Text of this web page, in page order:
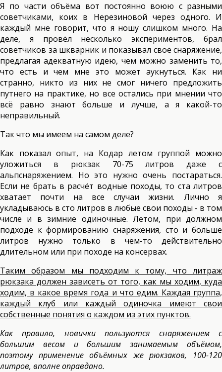
Я по части объёма вот постоянно воюю с разными
советчиками, коих в Нерезиновой через одного. И
каждый мне говорит, что я ношу слишком много. На
деле, я провёл несколько экспериментов, брал
советчиков за шкварник и показывал своё снаряжение,
предлагая адекватную идею, чем можно заменить то,
что есть и чем мне это может аукнуться. Как ни
странно, никто из них не смог ничего предложить
путнего на практике, но все остались при мнении что
всё равно знают больше и лучше, а я какой-то
неправильный.
Так что мы имеем на самом деле?
Как показал опыт, на Кодар летом группой можно
уложиться в рюкзак 70-75 литров даже с
альпснаряжением. Но это нужно очень постараться.
Если не брать в расчёт водные походы, то ста литров
хватает почти на все случаи жизни. Лично я
укладываюсь в сто литров в любые свои походы - в том
числе и в зимние одиночные. Летом, при должном
подходе к формированию снаряжения, сто и больше
литров нужно только в чём-то действительно
длительном или при походе на консервах.
Таким образом мы подходим к тому, что литраж
рюкзака должен зависеть от того, как мы ходим, куда
ходим, в какое время года и что едим. Каждая группа,
каждый клуб или каждый одиночка имеют свои
собственные понятия о каждом из этих пунктов.
Как правило, новички пользуются снаряжением с
большим весом и большим занимаемым объёмом,
поэтому применение объёмных же рюкзаков, 100-120
литров, вполне оправдано.